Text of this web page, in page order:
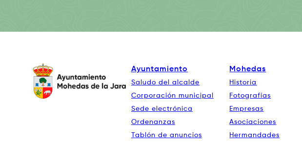
Ayuntamiento
Saludo del alcalde
Corporación municipal
Sede electrónica
Ordenanzas
Tablón de anuncios
Mohedas
Historia
Fotografías
Empresas
Asociaciones
Hermandades